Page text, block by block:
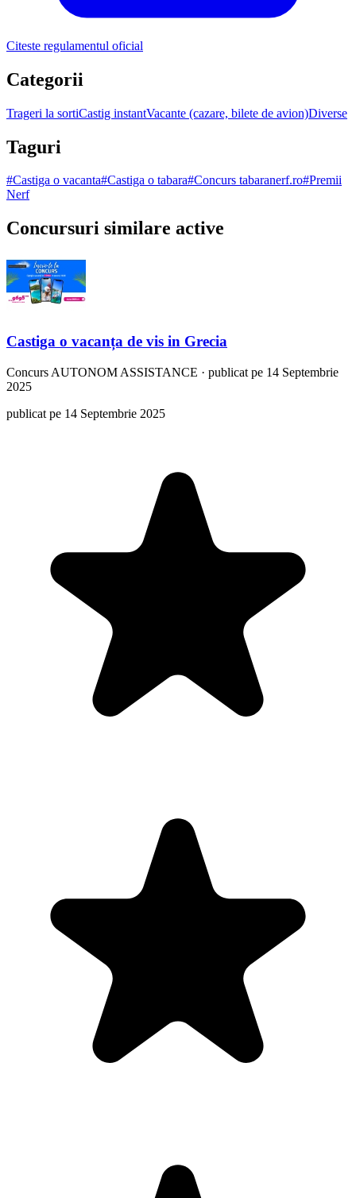
Citeste regulamentul oficial
Categorii
Trageri la sortiCastig instantVacante (cazare, bilete de avion)Diverse
Taguri
#Castiga o vacanta#Castiga o tabara#Concurs tabaranerf.ro#Premii
Nerf
Concursuri similare active
Castiga o vacanța de vis in Grecia
Concurs AUTONOM ASSISTANCE · publicat pe 14 Septembrie
2025
publicat pe 14 Septembrie 2025